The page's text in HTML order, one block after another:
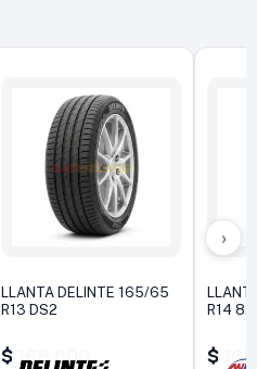
LLANTA DELINTE 165/65
R13 DS2
$ 168.000
R14
$
›